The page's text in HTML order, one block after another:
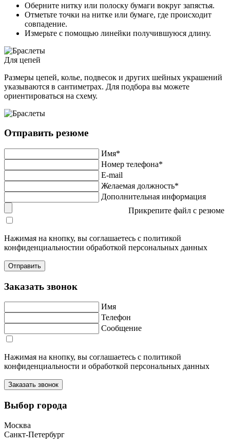
Оберните нитку или полоску бумаги вокруг запястья.
Отметьте точки на нитке или бумаге, где происходит
совпадение.
Измерьте с помощью линейки получившуюся длину.
Для цепей
Размеры цепей, колье, подвесок и других шейных украшений
указываются в сантиметрах. Для подбора вы можете
ориентироваться на схему.
Отправить резюме
Имя*
Номер телефона*
E-mail
Желаемая должность*
Дополнительная информация
Прикрепите файл с резюме
Нажимая на кнопку, вы соглашаетесь с политикой
конфиденциальностии обработкой персональных данных
Заказать звонок
Имя
Телефон
Сообщение
Нажимая на кнопку, вы соглашаетесь с политикой
конфиденциальности и обработкой персональных данных
Выбор города
Москва
Санкт-Петербург